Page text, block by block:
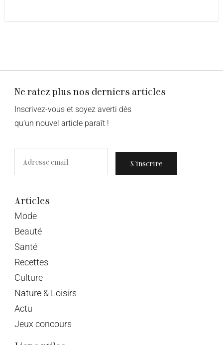
Ne ratez plus nos derniers articles
Inscrivez-vous et soyez averti dès
qu’un nouvel article paraît !
S’inscrire
Articles
Mode
Beauté
Santé
Recettes
Culture
Nature & Loisirs
Actu
Jeux concours